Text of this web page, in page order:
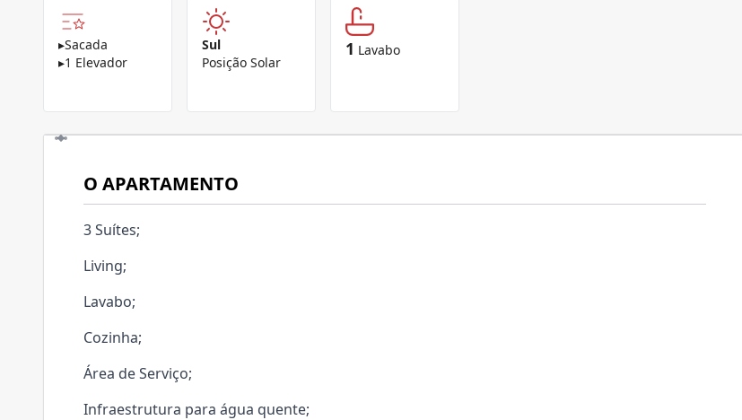
▸Sacada
▸1 Elevador
Sul
Posição Solar
1 Lavabo
O APARTAMENTO
3 Suítes;
Living;
Lavabo;
Cozinha;
Área de Serviço;
Infraestrutura para água quente;